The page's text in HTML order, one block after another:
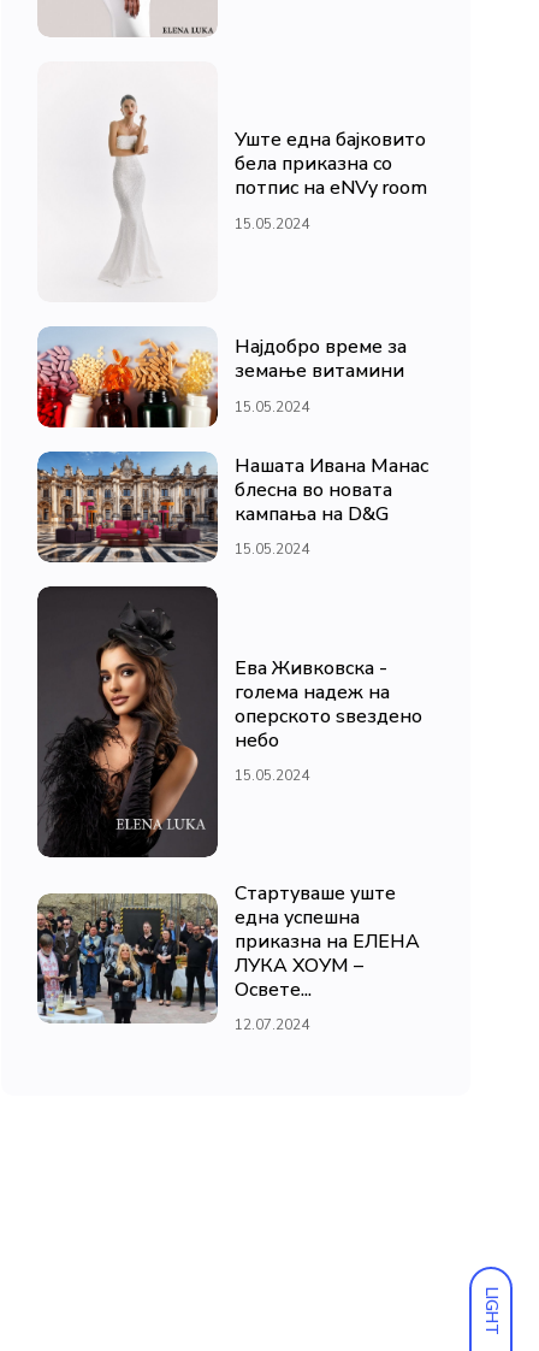
LIGHT
Уште една бајковито
бела приказна со
потпис на eNVy room
15.05.2024
Најдобро време за
земање витамини
15.05.2024
Нашата Ивана Манас
блесна во новата
кампања на D&G
15.05.2024
Ева Живковска -
голема надеж на
оперското ѕвездено
небо
15.05.2024
Стартуваше уште
една успешна
приказна на ЕЛЕНА
ЛУКА ХОУМ –
Освете...
12.07.2024